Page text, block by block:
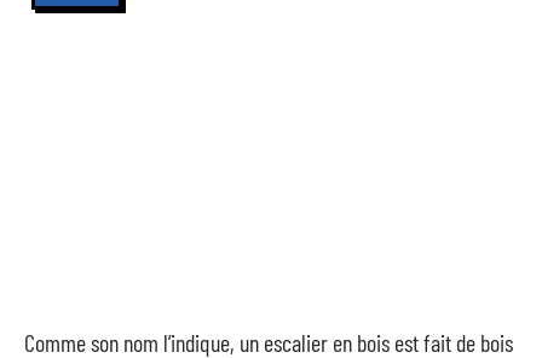
Comme son nom l’indique, un escalier en bois est fait de bois